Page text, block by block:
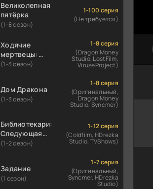
Великолепная
пятёрка
(1-8 сезон)
1-100 серия
(Не требуется)
Ходячие
мертвецы:
Мертвый
(1-3 сезон)
1-8 серия
(Dragon Money
Studio, LostFilm,
ViruseProject)
Дом Дракона
(1-3 сезон)
1-8 серия
(Оригинальный,
Dragon Money
Studio, Syncmer)
Библиотекари:
Следующая
глава
(1-2 сезон)
1-12 серия
(Coldfilm, HDrezka
Studio, TVShows)
Задание
(1 сезон)
1-7 серия
(Оригинальный,
Syncmer, HDrezka
Studio)